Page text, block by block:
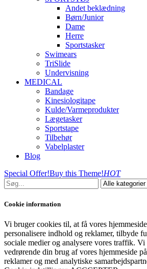
Andet beklædning
Børn/Junior
Dame
Herre
Sportstasker
Swimears
TriSlide
Undervisning
MEDICAL
Bandage
Kinesiologitape
Kulde/Varmeprodukter
Lægetasker
Sportstape
Tilbehør
Vabelplaster
Blog
Special Offer!Buy this Theme!HOT
Cookie information
Vi bruger cookies til, at få vores
personalisere indhold og reklamer, tilbyde
sociale medier og analysere vores traffik.
vedrørende din brug af vores hjemmeside
reklamer og med analytiske